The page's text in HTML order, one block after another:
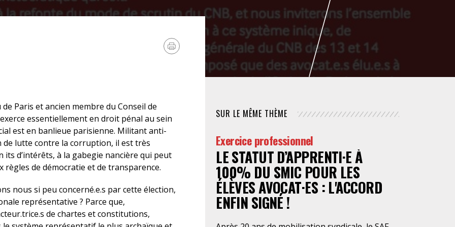
NUMÉRIQUE
POLICE / MAINTIEN DE L'ORDRE
PROCÉDURE CIVILE
Paris et ancien membre du Conseil de
essentiellement en droit pénal au sein
est en banlieue parisienne. Militant anti-
de lutte contre la corruption, il est très
d’intérêts, à la gabegie nancière qui peut
de démocratie et de transparence.
nous si peu concerné.e.s par cette élection,
représentative ? Parce que,
de chartes et constitutions,
SUR LE MÊME THÈME
Exercice professionnel
LE STATUT D’APPRENTI·E À
100% DU SMIC POUR LES
ÉLÈVES AVOCAT·ES : L'ACCORD
ENFIN SIGNÉ !